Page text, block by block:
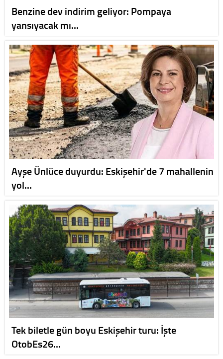
Benzine dev indirim geliyor: Pompaya
yansıyacak mı…
Ayşe Ünlüce duyurdu: Eskişehir'de 7 mahallenin
yol…
Tek biletle gün boyu Eskişehir turu: İşte
OtobEs26…